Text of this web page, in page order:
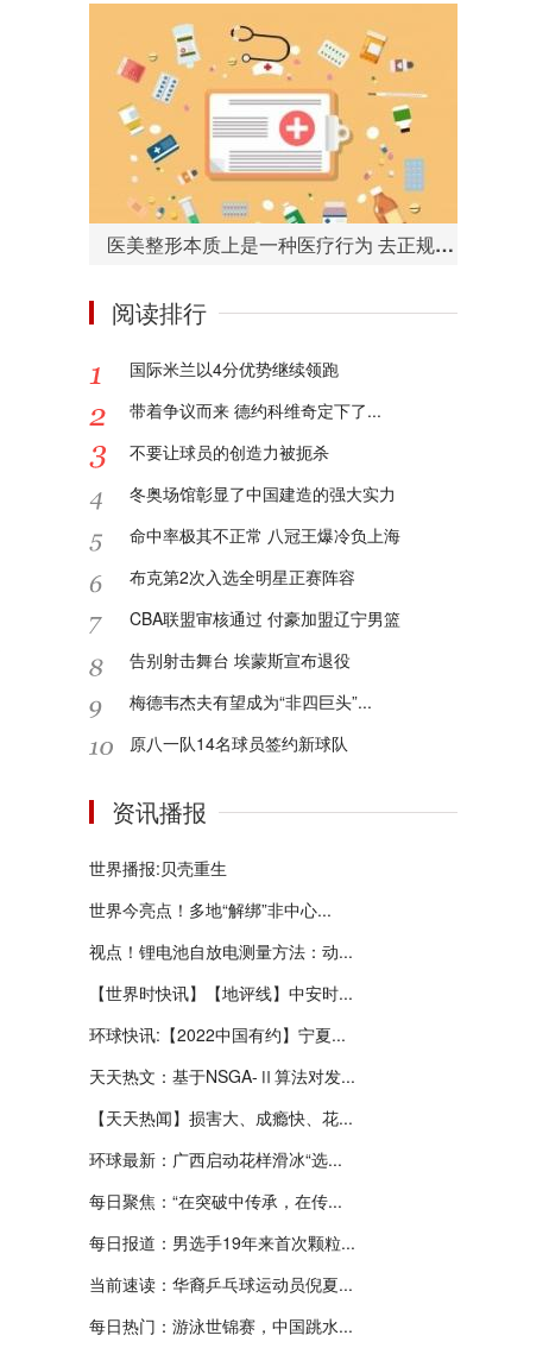
医美整形本质上是一种医疗行为 去正规的医院或者机构很重要
阅读排行
国际米兰以4分优势继续领跑
带着争议而来 德约科维奇定下了...
不要让球员的创造力被扼杀
冬奥场馆彰显了中国建造的强大实力
命中率极其不正常 八冠王爆冷负上海
布克第2次入选全明星正赛阵容
CBA联盟审核通过 付豪加盟辽宁男篮
告别射击舞台 埃蒙斯宣布退役
梅德韦杰夫有望成为“非四巨头”...
原八一队14名球员签约新球队
资讯播报
世界播报:贝壳重生
世界今亮点！多地“解绑”非中心...
视点！锂电池自放电测量方法：动...
【世界时快讯】【地评线】中安时...
环球快讯:【2022中国有约】宁夏...
天天热文：基于NSGA-Ⅱ算法对发...
【天天热闻】损害大、成瘾快、花...
环球最新：广西启动花样滑冰“选...
每日聚焦：“在突破中传承，在传...
每日报道：男选手19年来首次颗粒...
当前速读：华裔乒乓球运动员倪夏...
每日热门：游泳世锦赛，中国跳水...